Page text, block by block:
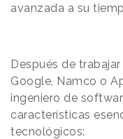
avanzada a su
Después de
Google, Namco o
ingeniero de
características
tecnológicos: